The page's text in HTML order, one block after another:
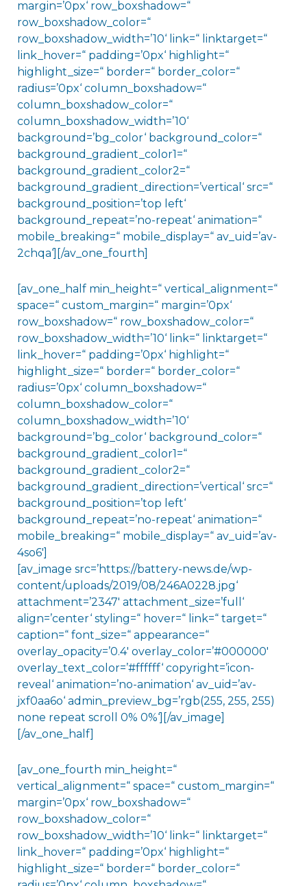
margin=’0px‘ row_boxshadow=“
row_boxshadow_color=“
row_boxshadow_width=’10‘ link=“ linktarget=“
link_hover=“ padding=’0px‘ highlight=“
highlight_size=“ border=“ border_color=“
radius=’0px‘ column_boxshadow=“
column_boxshadow_color=“
column_boxshadow_width=’10‘
background=’bg_color‘ background_color=“
background_gradient_color1=“
background_gradient_color2=“
background_gradient_direction=’vertical‘ src=“
background_position=’top left‘
background_repeat=’no-repeat‘ animation=“
mobile_breaking=“ mobile_display=“ av_uid=’av-
2chqa‘][/av_one_fourth]
[av_one_half min_height=“ vertical_alignment=“
space=“ custom_margin=“ margin=’0px‘
row_boxshadow=“ row_boxshadow_color=“
row_boxshadow_width=’10‘ link=“ linktarget=“
link_hover=“ padding=’0px‘ highlight=“
highlight_size=“ border=“ border_color=“
radius=’0px‘ column_boxshadow=“
column_boxshadow_color=“
column_boxshadow_width=’10‘
background=’bg_color‘ background_color=“
background_gradient_color1=“
background_gradient_color2=“
background_gradient_direction=’vertical‘ src=“
background_position=’top left‘
background_repeat=’no-repeat‘ animation=“
mobile_breaking=“ mobile_display=“ av_uid=’av-
4so6′]
[av_image src=’https://battery-news.de/wp-
content/uploads/2019/08/246A0228.jpg‘
attachment=’2347′ attachment_size=’full‘
align=’center‘ styling=“ hover=“ link=“ target=“
caption=“ font_size=“ appearance=“
overlay_opacity=’0.4′ overlay_color=’#000000′
overlay_text_color=’#ffffff‘ copyright=’icon-
reveal‘ animation=’no-animation‘ av_uid=’av-
jxf0aa6o‘ admin_preview_bg=’rgb(255, 255, 255)
none repeat scroll 0% 0%‘][/av_image]
[/av_one_half]
[av_one_fourth min_height=“
vertical_alignment=“ space=“ custom_margin=“
margin=’0px‘ row_boxshadow=“
row_boxshadow_color=“
row_boxshadow_width=’10‘ link=“ linktarget=“
link_hover=“ padding=’0px‘ highlight=“
highlight_size=“ border=“ border_color=“